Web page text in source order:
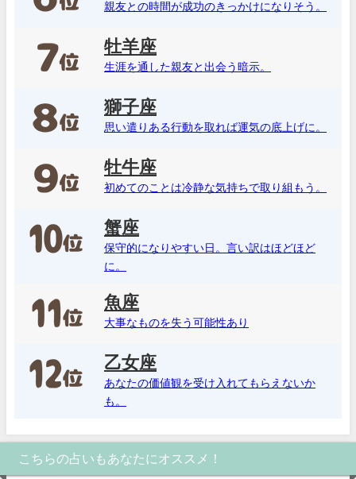
親友との時間が成功のきっかけになりそう。
牡羊座
生涯を通した親友と出会う暗示。
獅子座
思い遣りある行動を取れば運気の底上げに。
牡牛座
初めてのことは冷静な気持ちで取り組もう。
蟹座
保守的になりやすい日。言い訳はほどほど
に。
魚座
大事なものを失う可能性あり
乙女座
あなたの価値観を受け入れてもらえないか
も。
こちらの占いもあなたにオススメ！